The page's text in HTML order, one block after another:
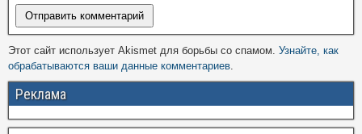
Этот сайт использует Akismet для борьбы со спамом. Узнайте, как
обрабатываются ваши данные комментариев.
Реклама